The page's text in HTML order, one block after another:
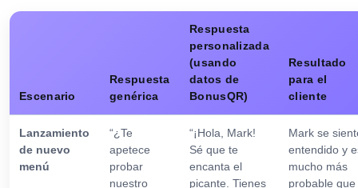
Escenario
Respuesta
genérica
Respuesta
personalizada
(usando
datos de
BonusQR)
Resultado
para el
cliente
Lanzamiento
de nuevo
menú
“¿Te
apetece
probar
nuestro
“¡Hola, Mark!
Sé que te
encanta el
picante. Tienes
Mark se
entendido y
mucho más
probable que